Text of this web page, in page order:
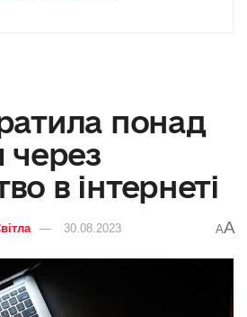
понад
через
в інтернеті
30.08.2023 AA